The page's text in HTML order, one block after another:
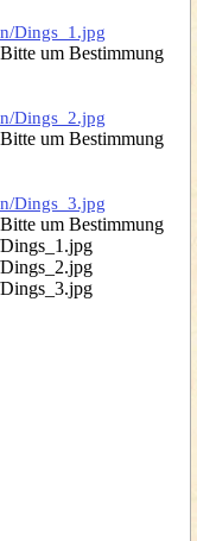
um Bestimmung
um Bestimmung
um Bestimmung